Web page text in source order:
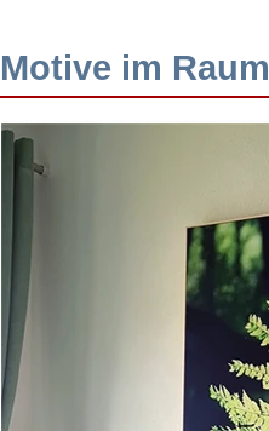
Motive im Raum